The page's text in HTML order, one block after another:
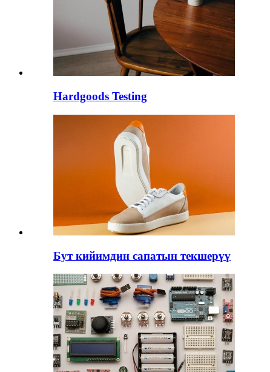
Hardgoods Testing
Бут кийимдин сапатын текшерүү